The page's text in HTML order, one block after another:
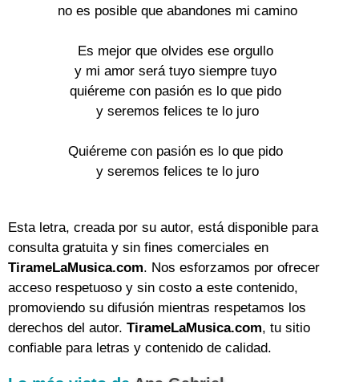
no es posible que abandones mi camino
Es mejor que olvides ese orgullo
y mi amor será tuyo siempre tuyo
quiéreme con pasión es lo que pido
y seremos felices te lo juro
Quiéreme con pasión es lo que pido
y seremos felices te lo juro
Esta letra, creada por su autor, está disponible para
consulta gratuita y sin fines comerciales en
TirameLaMusica.com. Nos esforzamos por ofrecer
acceso respetuoso y sin costo a este contenido,
promoviendo su difusión mientras respetamos los
derechos del autor. TirameLaMusica.com, tu sitio
confiable para letras y contenido de calidad.